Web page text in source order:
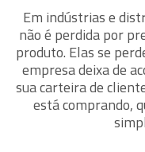
Em indústrias e
não é perdida por
produto. Elas se
empresa deixa de
sua carteira de
está comprando,